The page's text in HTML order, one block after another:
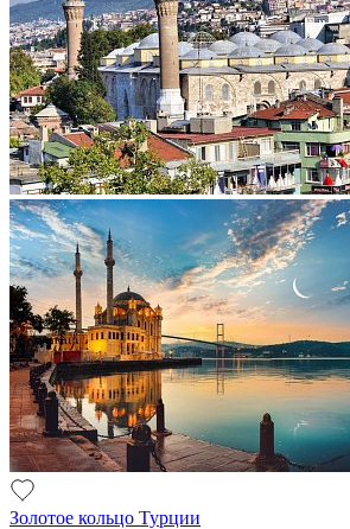
Золотое кольцо Турции